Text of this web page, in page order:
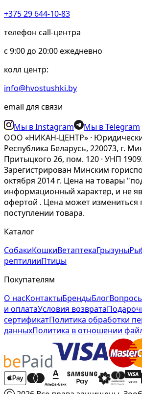
+375 29 644-10-83
телефон call-центра
c 9:00 до 20:00 ежедневно
колл центр:
info@hvostushki.by
email для связи
Мы в Instagram
Мы в Telegram
ООО «НИКАН-ЦЕНТР» ·
Республика Беларусь, 220073, г.
Притыцкого 26, пом. 120 · УНП
Зарегистрирован Минским
октября 2014 г. Цена на товары
информационный характер, и не
офертой . Цена может
поступлении товара.
Каталог
СобакиКошкиВетаптекаГрызуны
рептилииПтицы
Покупателям
О насКонтактыБрендыБлог
и оплатаУсловия возврата
сертификатПолитика обработки
данныхПолитика в отношении